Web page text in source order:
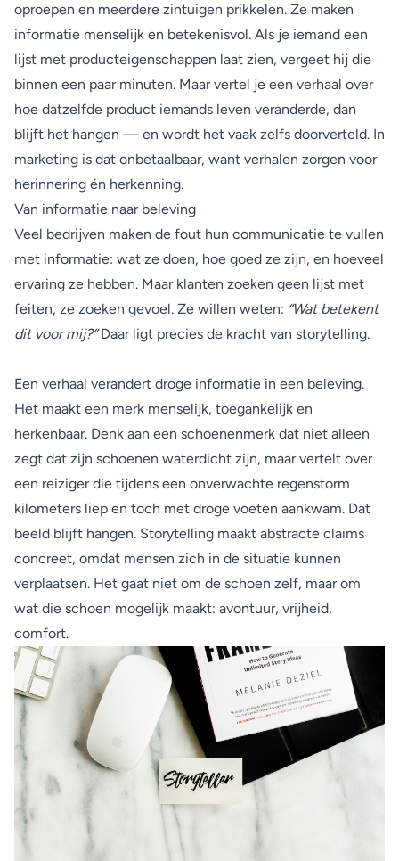
oproepen en meerdere zintuigen prikkelen. Ze maken
informatie menselijk en betekenisvol. Als je iemand een
lijst met producteigenschappen laat zien, vergeet hij die
binnen een paar minuten. Maar vertel je een verhaal over
hoe datzelfde product iemands leven veranderde, dan
blijft het hangen — en wordt het vaak zelfs doorverteld. In
marketing is dat onbetaalbaar, want verhalen zorgen voor
herinnering én herkenning.
Van informatie naar beleving
Veel bedrijven maken de fout hun communicatie te vullen
met informatie: wat ze doen, hoe goed ze zijn, en hoeveel
ervaring ze hebben. Maar klanten zoeken geen lijst met
feiten, ze zoeken gevoel. Ze willen weten: “Wat betekent
dit voor mij?”Daar ligt precies de kracht van storytelling.
Een verhaal verandert droge informatie in een beleving.
Het maakt een merk menselijk, toegankelijk en
herkenbaar. Denk aan een schoenenmerk dat niet alleen
zegt dat zijn schoenen waterdicht zijn, maar vertelt over
een reiziger die tijdens een onverwachte regenstorm
kilometers liep en toch met droge voeten aankwam. Dat
beeld blijft hangen. Storytelling maakt abstracte claims
concreet, omdat mensen zich in de situatie kunnen
verplaatsen. Het gaat niet om de schoen zelf, maar om
wat die schoen mogelijk maakt: avontuur, vrijheid,
comfort.